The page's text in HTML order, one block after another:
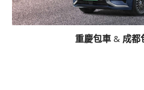
重慶包車& 成都